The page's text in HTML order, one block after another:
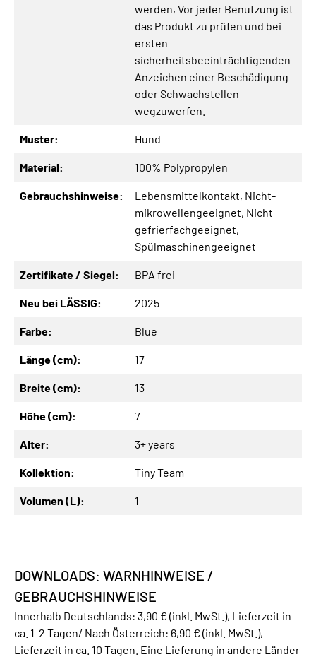
werden, Vor jeder Benutzung ist
das Produkt zu prüfen und bei
ersten
sicherheitsbeeinträchtigenden
Anzeichen einer Beschädigung
oder Schwachstellen
wegzuwerfen.
Muster: Hund
Material: 100% Polypropylen
Gebrauchshinweise: Lebensmittelkontakt, Nicht-
mikrowellengeeignet, Nicht
gefrierfachgeeignet,
Spülmaschinengeeignet
Zertifikate / Siegel: BPA frei
Neu bei LÄSSIG: 2025
Farbe: Blue
Länge (cm): 17
Breite (cm): 13
Höhe (cm): 7
Alter: 3+ years
Kollektion: Tiny Team
Volumen (L): 1
DOWNLOADS: WARNHINWEISE /
GEBRAUCHSHINWEISE
Innerhalb Deutschlands: 3,90 € (inkl. MwSt.), Lieferzeit in
ca. 1-2 Tagen/ Nach Österreich: 6,90 € (inkl. MwSt.),
Lieferzeit in ca. 10 Tagen. Eine Lieferung in andere Länder